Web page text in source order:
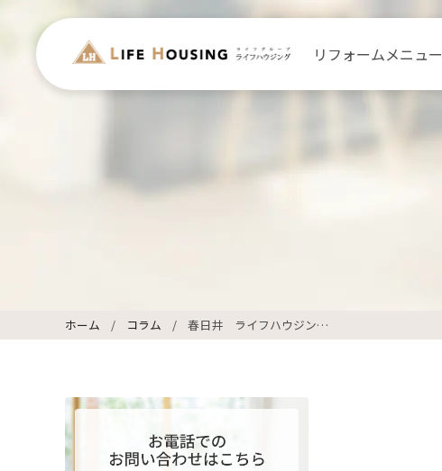
リフォームメニュー
ホーム コラム 春日井 ライフハウジング リフォーム工事